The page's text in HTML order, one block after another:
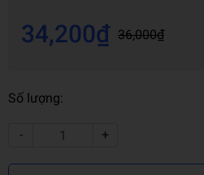
34,200₫ 36,000₫
Số lượng:
- +